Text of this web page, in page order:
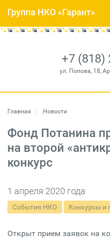
+7 (818)
ул. Попова, 18,
Группа НКО «Гарант»
Главная Новости
Фонд Потанина
на второй
конкурс
1 апреля 2020 года
События НКО Конкурсы и
Открыт прием заявок на